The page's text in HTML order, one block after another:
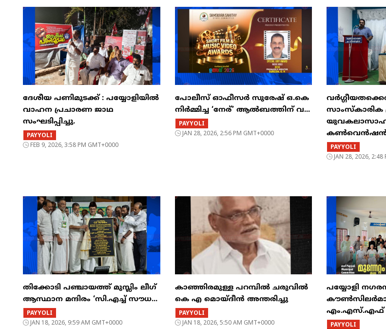
ദേശീയ പണിമുടക്ക് : പയ്യോളിയിൽ
വാഹന പ്രചാരണ ജാഥ
സംഘടിപ്പിച്ചു.
PAYYOLI
FEB 9, 2026, 3:58 PM GMT+0000
​പോലീസ് ഓഫീസർ സുരേഷ് ഒ.കെ
നിർമ്മിച്ച ‘നേര്’ ആൽബത്തിന് വ...
PAYYOLI
JAN 28, 2026, 2:56 PM GMT+0000
സാംസ്കാരിക
കൺവെൻഷൻ
PAYYOLI
JAN 28, 2026,
തിക്കോടി പഞ്ചായത്ത് മുസ്ലിം ലീഗ്
ആസ്ഥാന മന്ദിരം ‘സി.എച്ച് സൗധ...
PAYYOLI
JAN 18, 2026, 9:59 AM GMT+0000
കാഞ്ഞിരമുള്ള പറമ്പിൽ ചരുവിൽ
കെ എ മൊയ്‌ദീൻ അന്തരിച്ചു
PAYYOLI
JAN 18, 2026, 5:50 AM GMT+0000
പയ്യോളി
എം.എസ്.എഫ്
PAYYOLI